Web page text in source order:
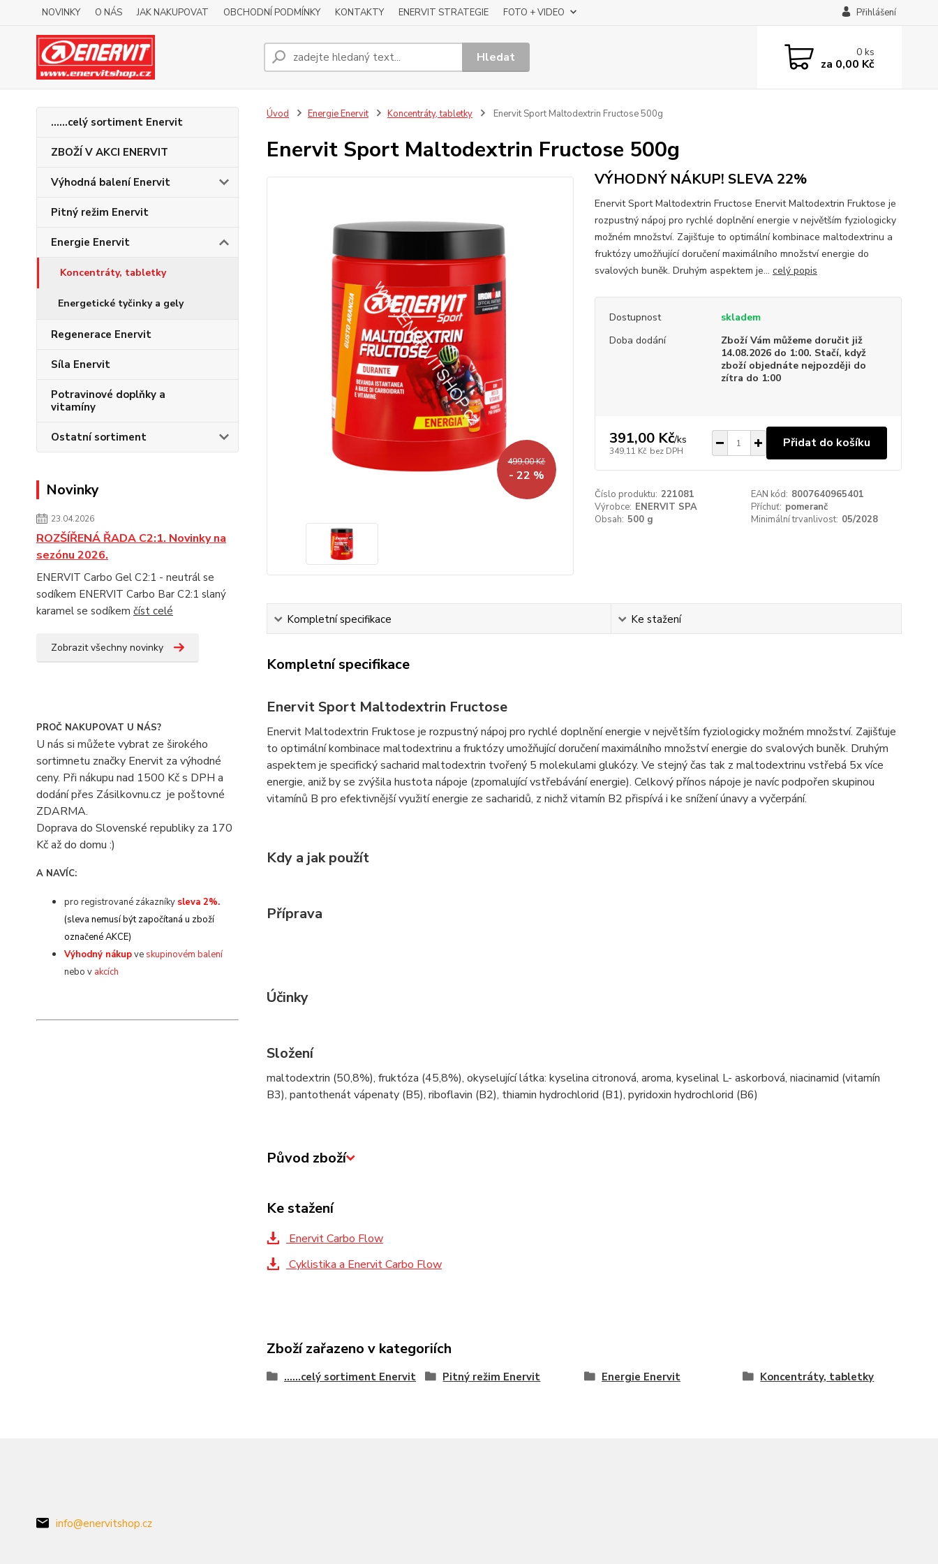
NOVINKY O NÁS JAK NAKUPOVAT OBCHODNÍ PODMÍNKY KONTAKTY ENERVIT STRATEGIE FOTO + VIDEO Přihlášení
Hledat 0ks
za 0,00 Kč
......celý sortiment Enervit
ZBOŽÍ V AKCI ENERVIT
Výhodná balení Enervit
Pitný režim Enervit
Energie Enervit
Koncentráty, tabletky
Energetické tyčinky a gely
Regenerace Enervit
Síla Enervit
Potravinové doplňky a
vitamíny
Ostatní sortiment
Novinky
23.04.2026
ROZŠÍŘENÁ ŘADA C2:1. Novinky na
sezónu 2026.
ENERVIT Carbo Gel C2:1 - neutrál se
sodíkem ENERVIT Carbo Bar C2:1 slaný
karamel se sodíkem číst celé
Zobrazit všechny novinky
PROČ NAKUPOVAT U NÁS?
U nás si můžete vybrat ze širokého
sortimnetu značky Enervit za výhodné
ceny. Při nákupu nad 1500 Kč s DPH a
dodání přes Zásilkovnu.cz je poštovné
ZDARMA.
Doprava do Slovenské republiky za 170
Kč až do domu :)
A NAVÍC:
pro registrované zákazníky sleva 2%.
(sleva nemusí být započítaná u zboží
označené AKCE)
Výhodný nákupve skupinovém balení
nebo v akcích
Úvod Energie Enervit Koncentráty, tabletky Enervit Sport Maltodextrin Fructose 500g
Enervit Sport Maltodextrin Fructose 500g
499,00 Kč
- 22 %
VÝHODNÝ NÁKUP! SLEVA 22%
Enervit Sport Maltodextrin Fructose Enervit Maltodextrin Fruktose je
rozpustný nápoj pro rychlé doplnění energie v největším fyziologicky
možném množství. Zajišťuje to optimální kombinace maltodextrinu a
fruktózy umožňující doručení maximálního množství energie do
svalových buněk. Druhým aspektem je... celý popis
Dostupnost
skladem
Doba dodání
Zboží Vám můžeme doručit již
14.08.2026 do 1:00. Stačí, když
zboží objednáte nejpozději do
zítra do 1:00
391,00 Kč/ks
349,11 Kč bez DPH
Přidat do košíku
Číslo produktu: 221081 EAN kód: 8007640965401
Výrobce: ENERVIT SPA Příchuť: pomeranč
Obsah: 500 g Minimální trvanlivost: 05/2028
Kompletní specifikace Ke stažení
Kompletní specifikace
Enervit Sport Maltodextrin Fructose
Enervit Maltodextrin Fruktose je rozpustný nápoj pro rychlé doplnění energie v největším fyziologicky možném množství. Zajišťuje
to optimální kombinace maltodextrinu a fruktózy umožňující doručení maximálního množství energie do svalových buněk. Druhým
aspektem je specifický sacharid maltodextrin tvořený 5 molekulami glukózy. Ve stejný čas tak z maltodextrinu vstřebá 5x více
energie, aniž by se zvýšila hustota nápoje (zpomalující vstřebávání energie). Celkový přínos nápoje je navíc podpořen skupinou
vitamínů B pro efektivnější využití energie ze sacharidů, z nichž vitamín B2 přispívá i ke snížení únavy a vyčerpání.
Kdy a jak použít
Příprava
Účinky
Složení
maltodextrin (50,8%), fruktóza (45,8%), okyselující látka: kyselina citronová, aroma, kyselinal L- askorbová, niacinamid (vitamín
B3), pantothenát vápenaty (B5), riboflavin (B2), thiamin hydrochlorid (B1), pyridoxin hydrochlorid (B6)
Původ zboží
Ke stažení
Enervit Carbo Flow
Cyklistika a Enervit Carbo Flow
Zboží zařazeno v kategoriích
......celý sortiment Enervit Pitný režim Enervit Energie Enervit Koncentráty, tabletky
info@enervitshop.cz